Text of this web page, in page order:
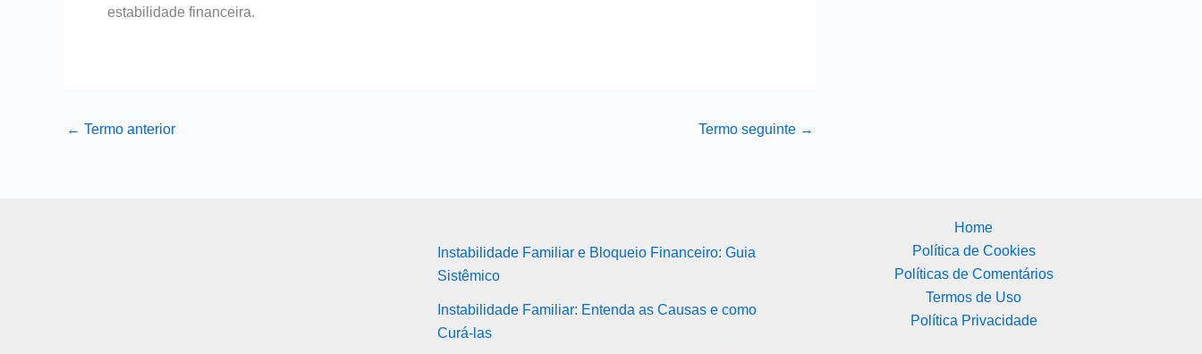
estabilidade financeira.
← Termo anterior Termo seguinte →
Instabilidade Familiar e Bloqueio Financeiro: Guia
Sistêmico
Instabilidade Familiar: Entenda as Causas e como
Curá-las
Home
Política de Cookies
Políticas de Comentários
Termos de Uso
Política Privacidade